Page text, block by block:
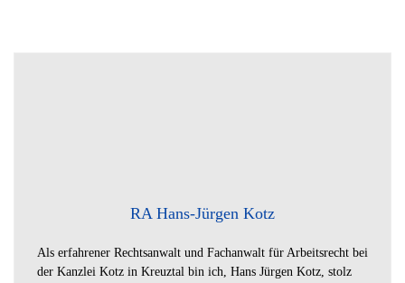
RA Hans-Jürgen Kotz
Als erfahrener Rechtsanwalt und Fachanwalt für Arbeitsrecht bei
der Kanzlei Kotz in Kreuztal bin ich, Hans Jürgen Kotz, stolz